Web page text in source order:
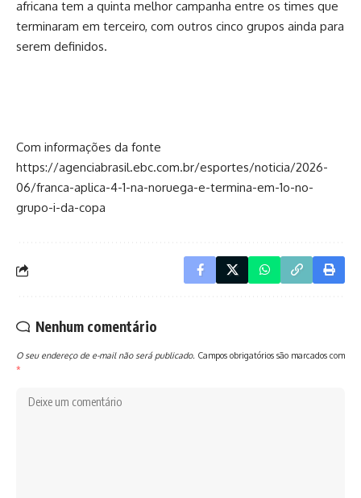
africana tem a quinta melhor campanha entre os times que
terminaram em terceiro, com outros cinco grupos ainda para
serem definidos.
Com informações da fonte
https://agenciabrasil.ebc.com.br/esportes/noticia/2026-
06/franca-aplica-4-1-na-noruega-e-termina-em-1o-no-
grupo-i-da-copa
Nenhum comentário
O seu endereço de e-mail não será publicado. Campos obrigatórios são marcados com
*